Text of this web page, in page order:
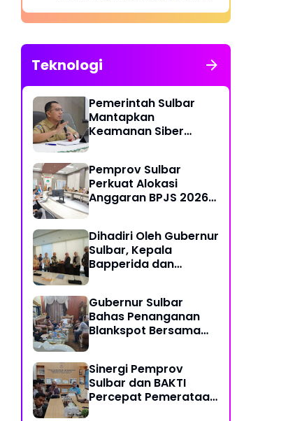
Penuh Waktu, Kapan Pasti?
Teknologi
Pemerintah Sulbar
Mantapkan
Keamanan Siber
Enam Kabupaten
Pemprov Sulbar
Perkuat Alokasi
Anggaran BPJS 2026
Dihadiri Oleh Gubernur
Sulbar, Kepala
Bapperida dan
Titik Akses Internet
Gubernur Sulbar
Bahas Penanganan
Blankspot Bersama
Sinergi Pemprov
Sulbar dan BAKTI
Percepat Pemerataan